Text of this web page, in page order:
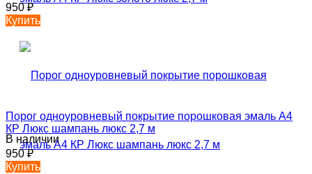
950₽
Купить
Порог одноуровневый покрытие порошковая эмаль А4
КР Люкс шампань люкс 2,7 м
В наличии
950₽
Купить